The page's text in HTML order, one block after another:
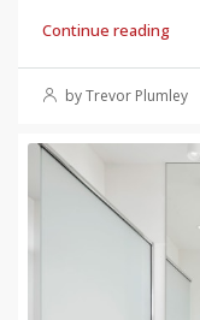
Continue reading
by Trevor Plumley